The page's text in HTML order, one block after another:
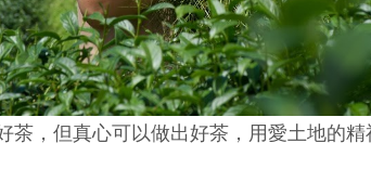
茶，但真心可以做出好茶，用愛土地的精